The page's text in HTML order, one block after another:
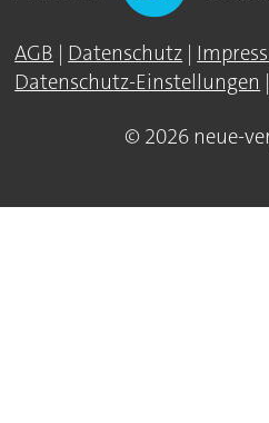
AGB | Datenschutz |
Datenschutz-Einstellungen |
© 2026 neue-